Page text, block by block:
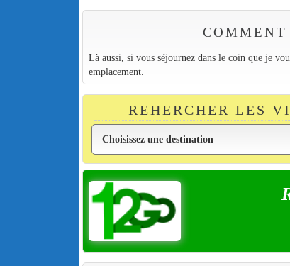
Là aussi, si vous séjournez dans le coin que je
emplacement.
REHERCHER LES